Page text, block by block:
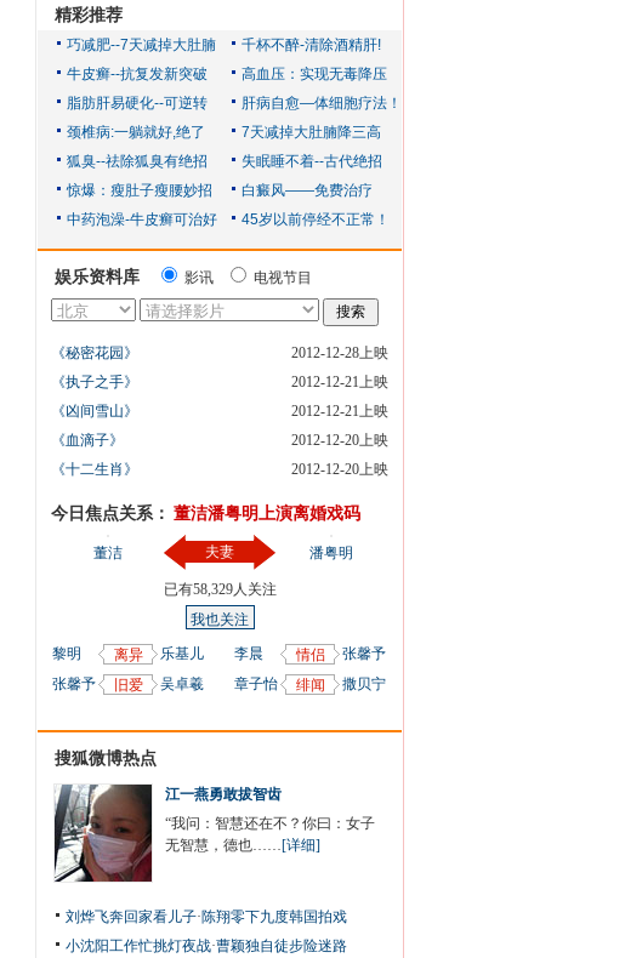
精彩推荐
娱乐资料库 影讯 电视节目
《秘密花园》
2012-12-28上映
《执子之手》
2012-12-21上映
《凶间雪山》
2012-12-21上映
《血滴子》
2012-12-20上映
《十二生肖》
2012-12-20上映
今日焦点关系： 董洁潘粤明上演离婚戏码
董洁 夫妻
已有58,329人关注
我也关注
潘粤明
黎明 离异
乐基儿
张馨予
旧爱 吴卓羲
李晨 情侣
张馨予
章子怡
绯闻 撒贝宁
搜狐微博热点
江一燕勇敢拔智齿
“我问：智慧还在不？你曰：女子
无智慧，德也……[详细]
刘烨飞奔回家看儿子·陈翔零下九度韩国拍戏
小沈阳工作忙挑灯夜战·曹颖独自徒步险迷路